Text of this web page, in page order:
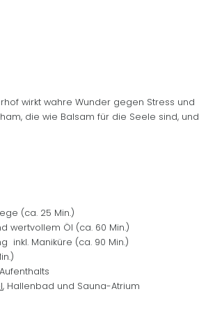
wirkt wahre Wunder gegen Stress und
die wie Balsam für die Seele sind, und
(ca. 25 Min.)
wertvollem Öl (ca. 60 Min.)
inkl. Maniküre (ca. 90 Min.)
, Hallenbad und Sauna-Atrium